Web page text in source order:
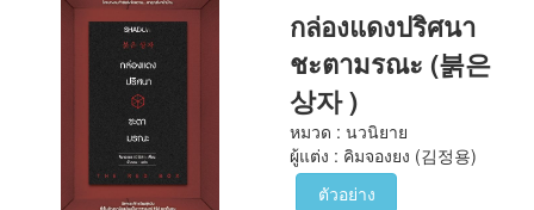
กล่องแดงปริศนา
ชะตามรณะ (붉은
상자 )
หมวด : นวนิยาย
ผู้แต่ง : คิมจองยง (김정용)
ตัวอย่าง